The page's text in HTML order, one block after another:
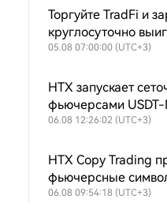
Торгуйте TradFi и
круглосуточно
из 8000 USDT
$HTX для
05.08 07:00:00 (UTC+3)
HTX запускает
фьючерсами USDT-
SKHYNIX, SPCX,
06.08 12:26:02 (UTC+3)
HTX Copy Trading
фьючерсные
SKHYNIXUSDT,
06.08 09:54:18 (UTC+3)